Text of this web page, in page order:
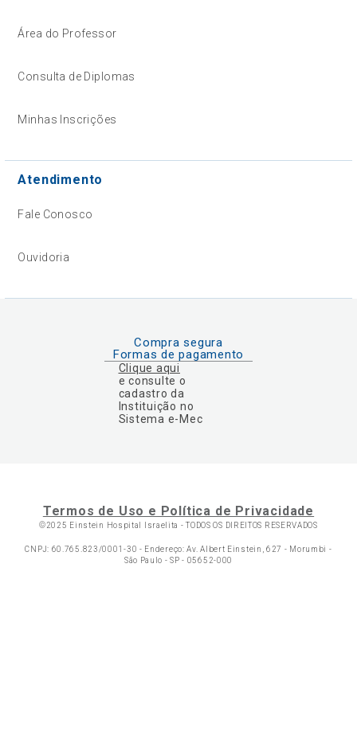
Área do Professor
Consulta de Diplomas
Minhas Inscrições
Atendimento
Fale Conosco
Ouvidoria
Compra segura
Formas de pagamento
Clique aqui
e consulte o
cadastro da
Instituição no
Sistema e-Mec
Termos de Uso e Política de Privacidade
©2025 Einstein Hospital Israelita -TODOS OS DIREITOS RESERVADOS
CNPJ: 60.765.823/0001-30 - Endereço: Av. Albert Einstein, 627 - Morumbi -
São Paulo - SP - 05652-000